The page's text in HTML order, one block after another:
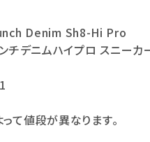
Denim Sh8-Hi Pro
チデニムハイプロ スニーカ
て値段が異なります。